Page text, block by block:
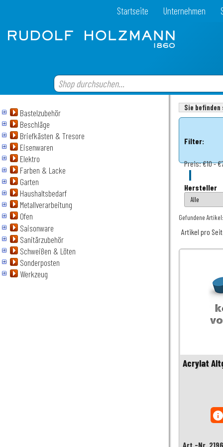
Startseite Unternehmen
Bastelzubehör
Beschläge
Briefkästen & Tresore
Eisenwaren
Elektro
Farben & Lacke
Garten
Haushaltsbedarf
Metallverarbeitung
Ofen
Saisonware
Sanitärzubehör
Schweißen & Löten
Sonderposten
Werkzeug
Sie
Filter:
Preis:€10 -
Hersteller
Gefundene
Artikel pro
Acrylat
Art.-Nr.